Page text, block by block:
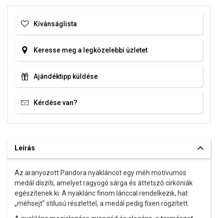
Kívánságlista
Keresse meg a legközelebbi üzletet
Ajándéktipp küldése
Kérdése van?
Leírás
Az aranyozott Pandora nyakláncot egy méh motívumos
medál díszíti, amelyet ragyogó sárga és áttetsző cirkóniák
egészítenek ki. A nyaklánc finom lánccal rendelkezik, hat
„méhsejt” stílusú részlettel, a medál pedig fixen rögzített.